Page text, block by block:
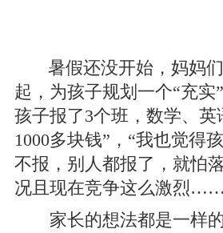
暑假还没开始，妈妈们
起，为孩子规划一个“充实
孩子报了3个班，数学、英
1000多块钱”，“我也觉得
不报，别人都报了，就怕
况且现在竞争这么激烈
家长的想法都是一样的